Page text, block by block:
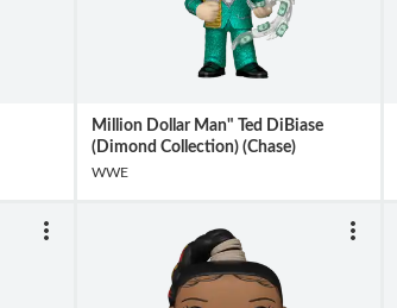
Million Dollar Man" Ted DiBiase
(Dimond Collection) (Chase)
WWE